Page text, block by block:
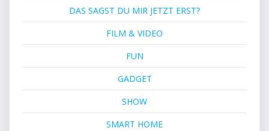
DAS SAGST DU MIR JETZT ERST?
FILM & VIDEO
FUN
GADGET
SHOW
SMART HOME